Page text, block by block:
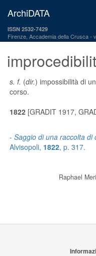
ArchiDATA
ISSN 2532-7429
Firenze, Accademia della Crusca
s. f. (dir.) impossibilità di
corso.
1822[GRADIT 1917,
- Saggio di una raccolta di
Alvisopoli, 1822, p. 317.
Raphael